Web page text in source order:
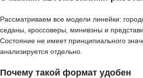
Рассматриваем все модели линейки:
седаны, кроссоверы, минивэны и
Состояние не имеет принципиального
анализируется отдельно.
Почему такой формат удобен